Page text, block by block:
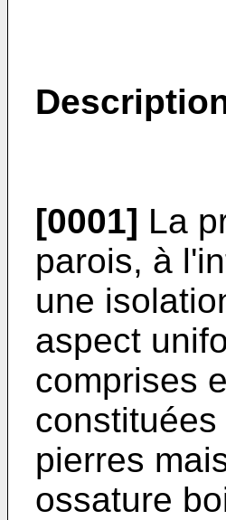
[0001] La
parois, à
une
aspect
comprises
pierres
ossature